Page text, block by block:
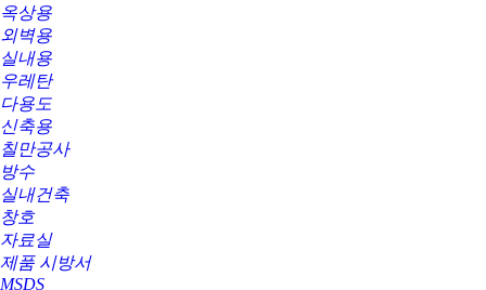
옥상용
외벽용
실내용
우레탄
다용도
신축용
칠만공사
방수
실내건축
창호
자료실
제품 시방서
MSDS